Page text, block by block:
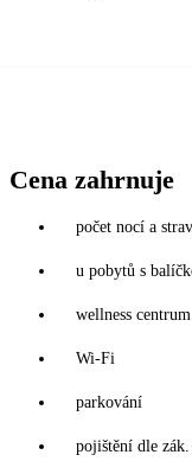
Cena zahrnuje
počet nocí a
u pobytů s
wellness centrum
Wi-Fi
parkování
pojištění dle zák.